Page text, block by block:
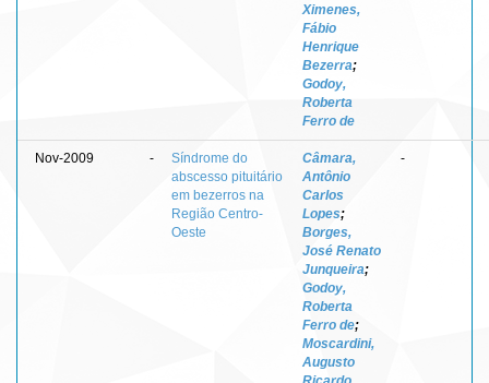
Ximenes,
Fábio
Henrique
Bezerra;
Godoy,
Roberta
Ferro de
Nov-2009 -
Síndrome do
abscesso pituitário
em bezerros na
Região Centro-
Oeste
Câmara,
Antônio
Carlos
Lopes;
Borges,
José Renato
Junqueira;
Godoy,
Roberta
Ferro de;
Moscardini,
Augusto
-